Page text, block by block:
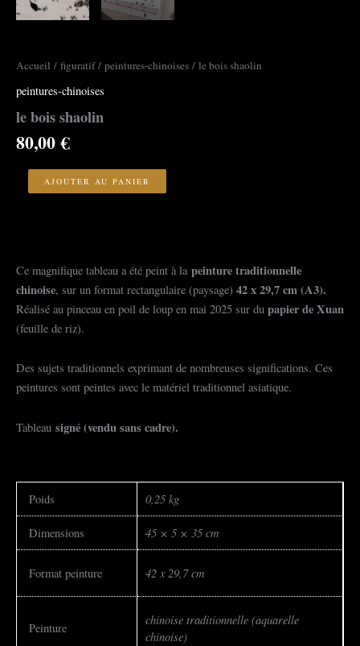
Accueil / figuratif/ peintures-chinoises / le bois shaolin
peintures-chinoises
le bois shaolin
80,00€
AJOUTER AU PANIER
Ce magnifique tableau a été peint à la peinture traditionnelle
chinoise, sur un format rectangulaire (paysage) 42x 29,7 cm (A3).
Réalisé au pinceau en poil de loup en mai 2025 sur du papier de Xuan
(feuille de riz).
Des sujets traditionnels exprimant de nombreuses significations. Ces
peintures sont peintes avec le matériel traditionnel asiatique.
Tableau signé (vendu sans cadre).
Poids 0,25 kg
Dimensions 45 × 5 × 35 cm
Format peinture 42 x 29,7 cm
Peinture
chinoise traditionnelle (aquarelle
chinoise)